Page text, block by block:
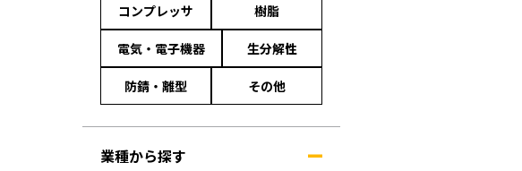
コンプレッサ 樹脂
電気・電子機器 生分解性
防錆・離型 その他
業種から探す